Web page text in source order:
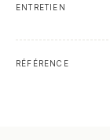
ENTRETIEN
RÉFÉRENCE